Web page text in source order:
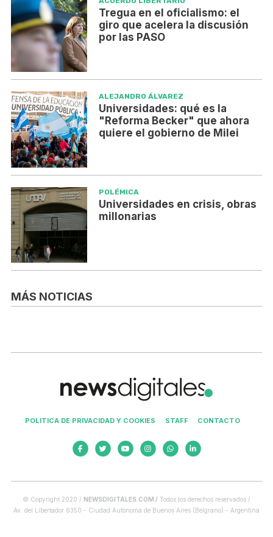
Tregua en el oficialismo: el
giro que acelera la discusión
por las PASO
ALEJANDRO ÁLVAREZ
Universidades: qué es la
"Reforma Becker" que ahora
quiere el gobierno de Milei
POLÉMICA
Universidades en crisis, obras
millonarias
MÁS NOTICIAS
POLITICA DE PRIVACIDAD Y COOKIES STAFF CONTACTO
© Copyright 2020 / NEWSDIGITALES.COM / Todos los derechos reservados /
Av. del Libertador 6350 - Ciudad Autónoma de Buenos Aires (Belgrano) - Argentina